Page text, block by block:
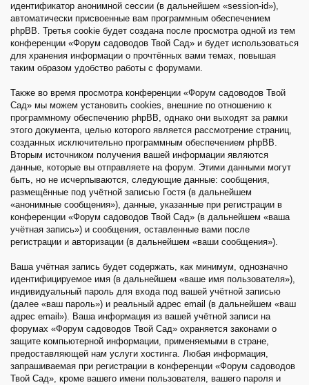
идентификатор анонимной сессии (в дальнейшем «session-id»),
автоматически присвоенные вам программным обеспечением
phpBB. Третья cookie будет создана после просмотра одной из тем
конференции «Форум садоводов Твой Сад» и будет использоваться
для хранения информации о прочтённых вами темах, повышая
таким образом удобство работы с форумами.
Также во время просмотра конференции «Форум садоводов Твой
Сад» мы можем установить cookies, внешние по отношению к
программному обеспечению phpBB, однако они выходят за рамки
этого документа, целью которого является рассмотрение страниц,
созданных исключительно программным обеспечением phpBB.
Вторым источником получения вашей информации являются
данные, которые вы отправляете на форум. Этими данными могут
быть, но не исчерпываются, следующие данные: сообщения,
размещённые под учётной записью Гостя (в дальнейшем
«анонимные сообщения»), данные, указанные при регистрации в
конференции «Форум садоводов Твой Сад» (в дальнейшем «ваша
учётная запись») и сообщения, оставленные вами после
регистрации и авторизации (в дальнейшем «ваши сообщения»).
Ваша учётная запись будет содержать, как минимум, однозначно
идентифицируемое имя (в дальнейшем «ваше имя пользователя»),
индивидуальный пароль для входа под вашей учётной записью
(далее «ваш пароль») и реальный адрес email (в дальнейшем «ваш
адрес email»). Ваша информация из вашей учётной записи на
форумах «Форум садоводов Твой Сад» охраняется законами о
защите компьютерной информации, применяемыми в стране,
предоставляющей нам услуги хостинга. Любая информация,
запрашиваемая при регистрации в конференции «Форум садоводов
Твой Сад», кроме вашего имени пользователя, вашего пароля и